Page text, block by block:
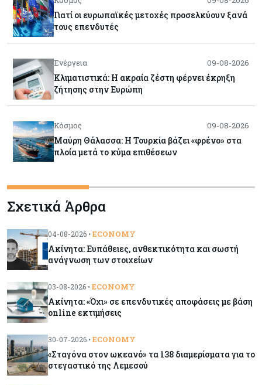
Γιατί οι ευρωπαϊκές μετοχές προσελκύουν ξανά
τους επενδυτές
Ενέργεια 09-08-2026
Κλιματιστικά: Η ακραία ζέστη φέρνει έκρηξη
ζήτησης στην Ευρώπη
Κόσμος 09-08-2026
Μαύρη Θάλασσα: Η Τουρκία βάζει «φρένο» στα
πλοία μετά το κύμα επιθέσεων
Tech 09-08-2026
Τεχνητή νοημοσύνη: Αλλάζει τα δεδομένα στην
επικοινωνία – Μια επικίνδυνη «τελειότητα»
Κόσμος 09-08-2026
Ορμούζ: Το Ιράν «φρενάρει» το άνοιγμα των
Κύπρος
σύνδεση Κύπρου - Ελλάδας
Σχετικά Άρθρα
04-08-2026 • ECONOMY
Ακίνητα: Ευπάθειες, ανθεκτικότητα και σωστή
ανάγνωση των στοιχείων
03-08-2026 • ECONOMY
Ακίνητα: «Όχι» σε επενδυτικές αποφάσεις με βάση
online εκτιμήσεις
30-07-2026 • ECONOMY
«Σταγόνα στον ωκεανό» τα 138 διαμερίσματα για το
στεγαστικό της Λεμεσού